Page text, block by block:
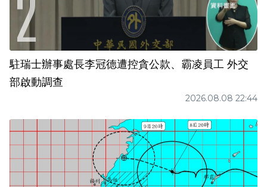
駐瑞士辦事處長李冠德遭控貪公款、霸凌員工 外交
部啟動調查
2026.08.08 22:44